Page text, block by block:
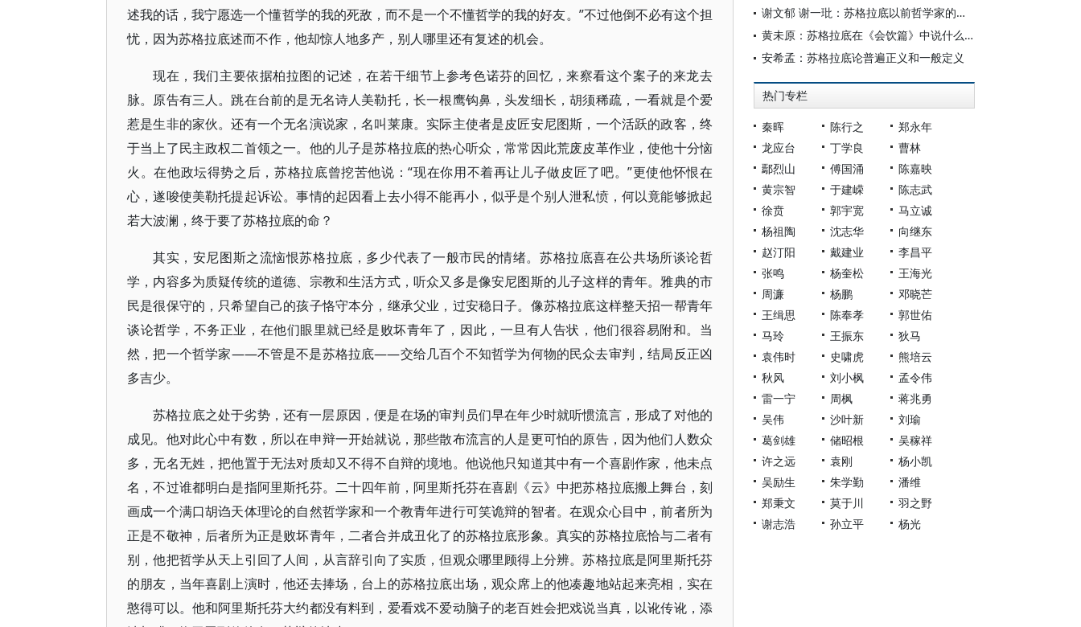
述我的话，我宁愿选一个懂哲学的我的死敌，而不是一个不懂哲学的我的好友。”不过他倒不必有这个担
忧，因为苏格拉底述而不作，他却惊人地多产，别人哪里还有复述的机会。
现在，我们主要依据柏拉图的记述，在若干细节上参考色诺芬的回忆，来察看这个案子的来龙去
脉。原告有三人。跳在台前的是无名诗人美勒托，长一根鹰钩鼻，头发细长，胡须稀疏，一看就是个爱
惹是生非的家伙。还有一个无名演说家，名叫莱康。实际主使者是皮匠安尼图斯，一个活跃的政客，终
于当上了民主政权二首领之一。他的儿子是苏格拉底的热心听众，常常因此荒废皮革作业，使他十分恼
火。在他政坛得势之后，苏格拉底曾挖苦他说：“现在你用不着再让儿子做皮匠了吧。”更使他怀恨在
心，遂唆使美勒托提起诉讼。事情的起因看上去小得不能再小，似乎是个别人泄私愤，何以竟能够掀起
若大波澜，终于要了苏格拉底的命？
其实，安尼图斯之流恼恨苏格拉底，多少代表了一般市民的情绪。苏格拉底喜在公共场所谈论哲
学，内容多为质疑传统的道德、宗教和生活方式，听众又多是像安尼图斯的儿子这样的青年。雅典的市
民是很保守的，只希望自己的孩子恪守本分，继承父业，过安稳日子。像苏格拉底这样整天招一帮青年
谈论哲学，不务正业，在他们眼里就已经是败坏青年了，因此，一旦有人告状，他们很容易附和。当
然，把一个哲学家——不管是不是苏格拉底——交给几百个不知哲学为何物的民众去审判，结局反正凶
多吉少。
苏格拉底之处于劣势，还有一层原因，便是在场的审判员们早在年少时就听惯流言，形成了对他的
成见。他对此心中有数，所以在申辩一开始就说，那些散布流言的人是更可怕的原告，因为他们人数众
多，无名无姓，把他置于无法对质却又不得不自辩的境地。他说他只知道其中有一个喜剧作家，他未点
名，不过谁都明白是指阿里斯托芬。二十四年前，阿里斯托芬在喜剧《云》中把苏格拉底搬上舞台，刻
画成一个满口胡诌天体理论的自然哲学家和一个教青年进行可笑诡辩的智者。在观众心目中，前者所为
正是不敬神，后者所为正是败坏青年，二者合并成丑化了的苏格拉底形象。真实的苏格拉底恰与二者有
别，他把哲学从天上引回了人间，从言辞引向了实质，但观众哪里顾得上分辨。苏格拉底是阿里斯托芬
的朋友，当年喜剧上演时，他还去捧场，台上的苏格拉底出场，观众席上的他凑趣地站起来亮相，实在
憨得可以。他和阿里斯托芬大约都没有料到，爱看戏不爱动脑子的老百姓会把戏说当真，以讹传讹，添
谢文郁 谢一玭：苏格拉底以前哲学家的本源论-本原论思路探讨
黄未原：苏格拉底在《会饮篇》中说什么？
安希孟：苏格拉底论普遍正义和一般定义
热门专栏
秦晖 陈行之
郑永年
龙应台
丁学良
曹林
鄢烈山
傅国涌
陈嘉映
黄宗智
于建嵘
陈志武
徐贲
郭宇宽
马立诚
杨祖陶
沈志华
向继东
赵汀阳
戴建业
李昌平
张鸣
杨奎松
王海光
周濂
杨鹏
邓晓芒
王缉思
陈奉孝
郭世佑
马玲
王振东
狄马
袁伟时
史啸虎
熊培云
秋风
刘小枫
孟令伟
雷一宁
周枫
蒋兆勇
吴伟
沙叶新
刘瑜
葛剑雄
储昭根
吴稼祥
许之远
袁刚
杨小凯
吴励生
朱学勤
潘维
郑秉文
莫于川
羽之野
谢志浩
孙立平 杨光